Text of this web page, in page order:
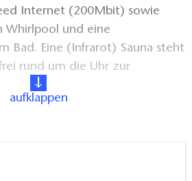
Internet (200Mbit) sowie
Whirlpool und eine
Bad. Eine (Infrarot) Sauna steht
rund um die Uhr zur
auch den LKW (7,5t) sind
aufklappen